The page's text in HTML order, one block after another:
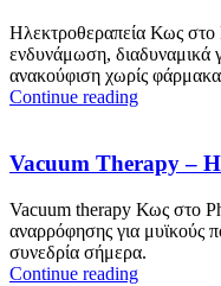
Ηλεκτροθεραπεία Κως
ενδυνάμωση, διαδυναμικά
ανακούφιση χωρίς
Continue reading
Vacuum Therapy –
Vacuum therapy Κως στο
αναρρόφησης για μυϊκούς
συνεδρία σήμερα.
Continue reading